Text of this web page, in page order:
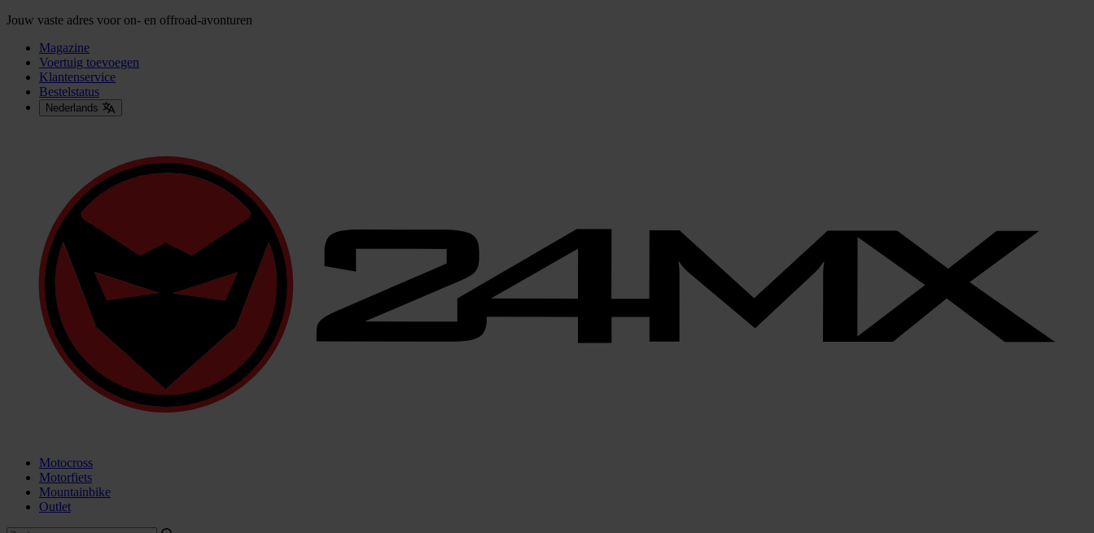
Jouw vaste adres voor on- en offroad-avonturen
Magazine
Voertuig toevoegen
Klantenservice
Bestelstatus
Nederlands
Motocross
Motorfiets
Mountainbike
Outlet